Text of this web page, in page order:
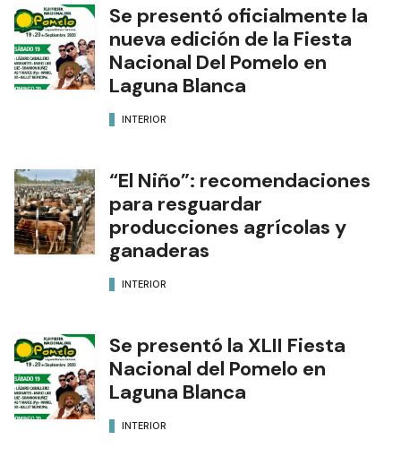
Se presentó oficialmente la
nueva edición de la Fiesta
Nacional Del Pomelo en
Laguna Blanca
INTERIOR
“El Niño”: recomendaciones
para resguardar
producciones agrícolas y
ganaderas
INTERIOR
Se presentó la XLII Fiesta
Nacional del Pomelo en
Laguna Blanca
INTERIOR